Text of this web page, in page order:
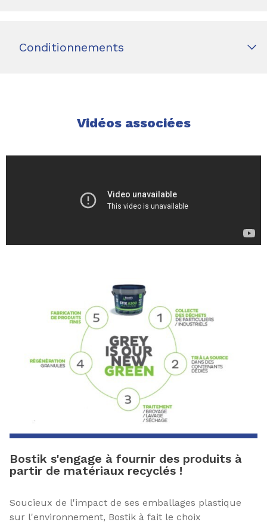
Conditionnements
Vidéos associées
Bostik s'engage à fournir des produits à
partir de matériaux recyclés !
Soucieux de l'impact de ses emballages plastique
sur l'environnement, Bostik à fait le choix